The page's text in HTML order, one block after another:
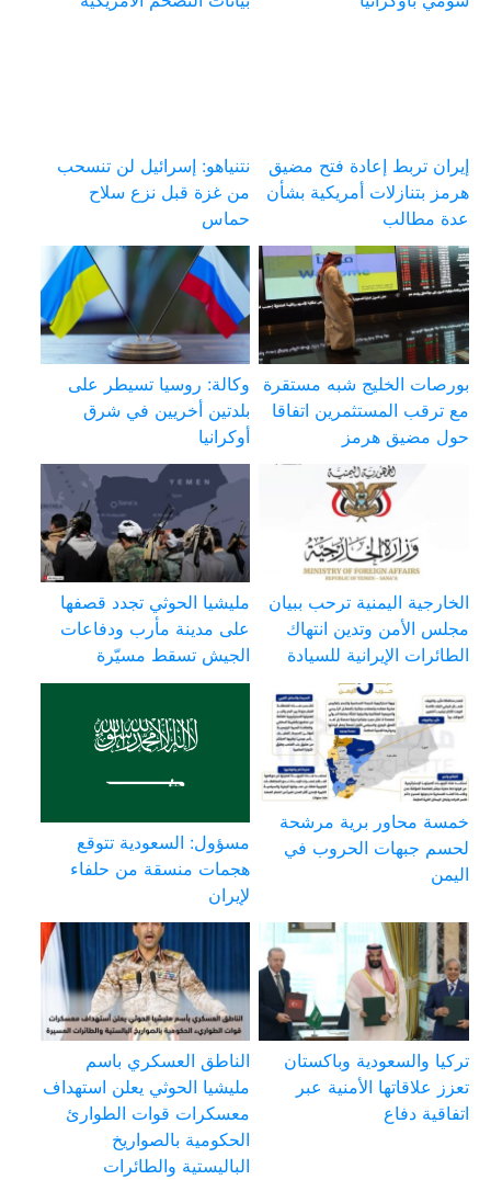
إيران تربط إعادة فتح مضيق
هرمز بتنازلات أمريكية بشأن
عدة مطالب
نتنياهو: إسرائيل لن تنسحب
من غزة قبل نزع سلاح
حماس
بورصات الخليج شبه مستقرة
مع ترقب المستثمرين اتفاقا
حول مضيق هرمز
وكالة: روسيا تسيطر على
بلدتين أخريين في شرق
أوكرانيا
الخارجية اليمنية ترحب ببيان
مجلس الأمن وتدين انتهاك
الطائرات الإيرانية للسيادة
مليشيا الحوثي تجدد قصفها
على مدينة مأرب ودفاعات
الجيش تسقط مسيّرة
خمسة محاور برية مرشحة
لحسم جبهات الحروب في
اليمن
مسؤول: السعودية تتوقع
هجمات منسقة من حلفاء
لإيران
تركيا والسعودية وباكستان
تعزز علاقاتها الأمنية عبر
اتفاقية دفاع
الناطق العسكري باسم
مليشيا الحوثي يعلن استهداف
معسكرات قوات الطوارئ
الحكومية بالصواريخ
الباليستية والطائرات